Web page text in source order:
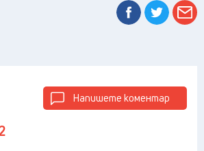
Напишете коментар